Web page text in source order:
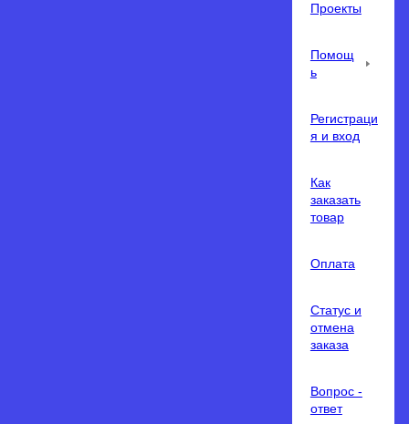
Проекты
Помощ
ь
Регистраци
я и вход
Как
заказать
товар
Оплата
Статус и
отмена
заказа
Вопрос -
ответ